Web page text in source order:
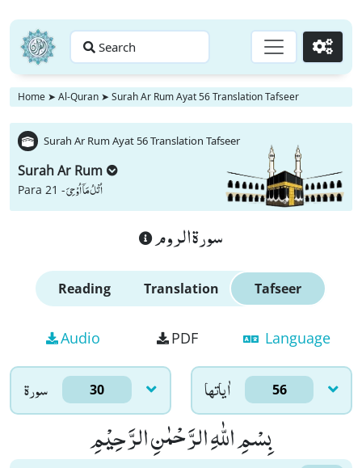
Search Go
Home ➤ Al-Quran ➤ Surah Ar Rum Ayat 56 Translation Tafseer
Surah Ar Rum Ayat 56 Translation Tafseer
Surah Ar Rum
Para 21 -اُتْلُ مَاۤ اُوْحِیَ
سورة الروم
Reading Translation Tafseer
Audio PDF Language
سورۃ 30 اٰياتها 56
بِسْمِ اللّٰهِ الرَّحْمٰنِ الرَّحِیْمِ